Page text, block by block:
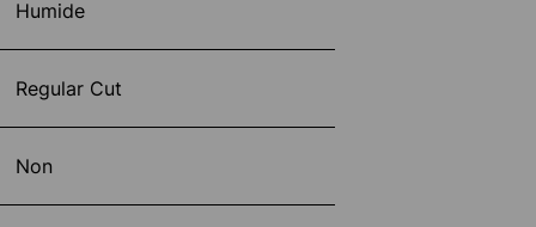
Humide
Regular Cut
Non